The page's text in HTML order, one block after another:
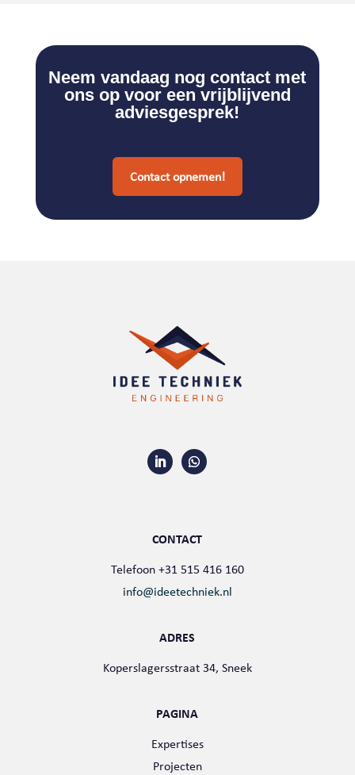
Neem vandaag nog contact met
ons op voor een vrijblijvend
adviesgesprek!
Contact opnemen!
CONTACT
Telefoon +31 515 416 160
info@ideetechniek.nl
ADRES
Koperslagersstraat 34, Sneek
PAGINA
Expertises
Projecten